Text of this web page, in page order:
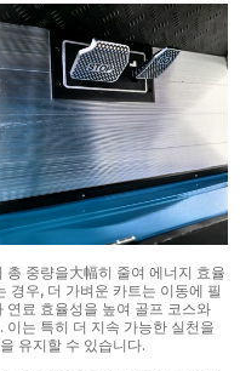
중량을大幅히 줄여 에너지 효율
경우, 더 가벼운 카트는 이동에 필
연료 효율성을 높여 골프 코스와
는 특히 더 지속 가능한 실천을
유지할 수 있습니다.